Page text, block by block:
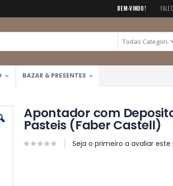
BEM-VINDO! FALE
BAZAR & PRESENTES
Apontador com
Pasteis (Faber Castell)
Seja o primeiro a avaliar